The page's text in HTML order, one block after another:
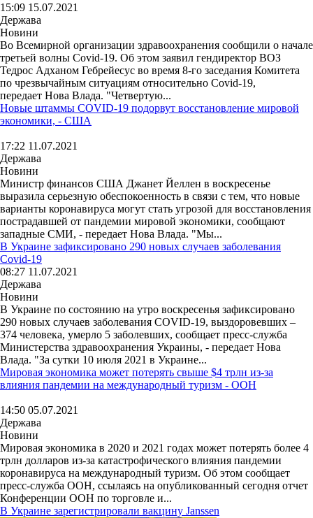
15:09 15.07.2021
Держава
Новини
Во Всемирной организации здравоохранения сообщили о начале
третьей волны Covid-19. Об этом заявил гендиректор ВОЗ
Тедрос Адханом Гебрейесус во время 8-го заседания Комитета
по чрезвычайным ситуациям относительно Covid-19,
передает Нова Влада. "Четвертую...
Новые штаммы COVID-19 подорвут восстановление мировой
экономики, - США
17:22 11.07.2021
Держава
Новини
Министр финансов США Джанет Йеллен в воскресенье
выразила серьезную обеспокоенность в связи с тем, что новые
варианты коронавируса могут стать угрозой для восстановления
пострадавшей от пандемии мировой экономики, сообщают
западные СМИ, - передает Нова Влада. "Мы...
В Украине зафиксировано 290 новых случаев заболевания
Covid-19
08:27 11.07.2021
Держава
Новини
В Украине по состоянию на утро воскресенья зафиксировано
290 новых случаев заболевания COVID-19, выздоровевших –
374 человека, умерло 5 заболевших, сообщает пресс-служба
Министерства здравоохранения Украины, - передает Нова
Влада. "За сутки 10 июля 2021 в Украине...
Мировая экономика может потерять свыше $4 трлн из-за
влияния пандемии на международный туризм - ООН
14:50 05.07.2021
Держава
Новини
Мировая экономика в 2020 и 2021 годах может потерять более 4
трлн долларов из-за катастрофического влияния пандемии
коронавируса на международный туризм. Об этом сообщает
пресс-служба ООН, ссылаясь на опубликованный сегодня отчет
Конференции ООН по торговле и...
В Украине зарегистрировали вакцину Janssen